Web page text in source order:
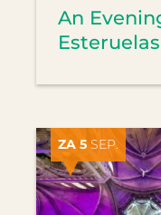
An
Esteruelas
ZA 5 SEP.